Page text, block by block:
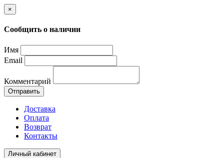
×
Сообщить о наличии
Имя
Email
Комментарий
Отправить
Доставка
Оплата
Возврат
Контакты
Личный кабинет